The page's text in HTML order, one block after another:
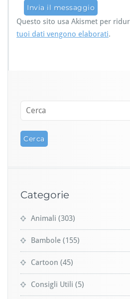
Questo sito usa Akismet per
tuoi dati vengono elaborati.
Categorie
Animali (303)
Bambole (155)
Cartoon (45)
Consigli Utili (5)